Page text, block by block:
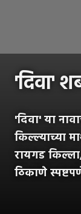
'दिवा'
'दिवा' या
किल्ल्याच्या
रायगड
ठिकाणे